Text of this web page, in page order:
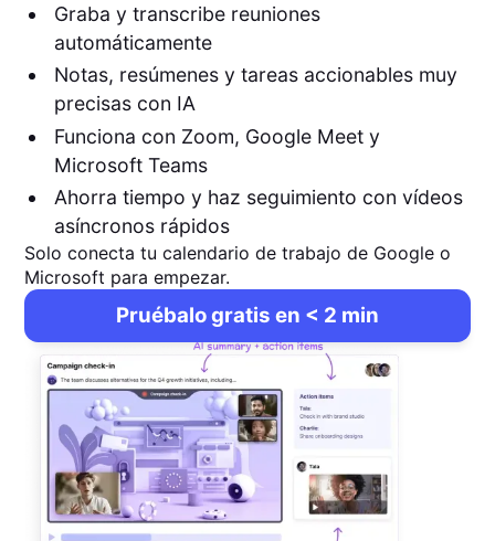
Graba y transcribe reuniones
automáticamente
Notas, resúmenes y tareas accionables muy
precisas con IA
Funciona con Zoom, Google Meet y
Microsoft Teams
Ahorra tiempo y haz seguimiento con vídeos
asíncronos rápidos
Solo conecta tu calendario de trabajo de Google o
Microsoft para empezar.
Pruébalo gratis en < 2 min